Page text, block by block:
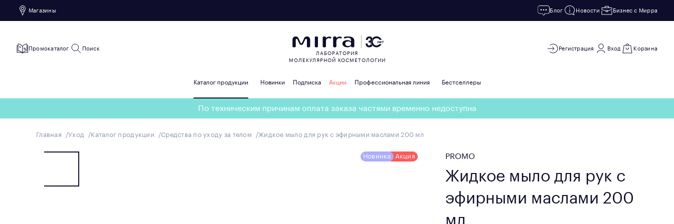
Магазины Блог Новости Бизнес с Мирра
Промокаталог Поиск
ЛАБОРАТОРИЯ
МОЛЕКУЛЯРНОЙ КОСМЕТОЛОГИИ
Регистрация Вход Корзина
Каталог продукции Новинки Подписка Акции Профессиональная линия Бестселлеры
По техническим причинам оплата заказа частями временно недоступна
Главная Уход Каталог продукции Средства по уходу за телом Жидкое мыло для рук с эфирными маслами 200 мл
Новинка Акция PROMO
Жидкое мыло для рук с
эфирными маслами 200
мл